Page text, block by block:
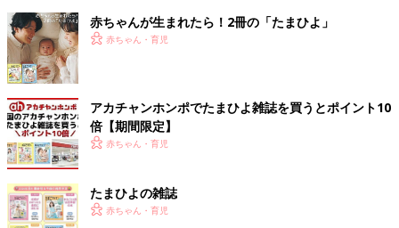
赤ちゃんが生まれたら！2冊の「たまひよ」
赤ちゃん・育児
アカチャンホンポでたまひよ雑誌を買うとポイント10
倍【期間限定】
赤ちゃん・育児
たまひよの雑誌
赤ちゃん・育児